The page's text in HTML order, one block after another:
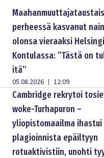
perheessä kasvanut
olonsa vieraaksi
Kontulassa: ”Tästä on
itä”
05.08.2026 | 12:09
Cambridge rekrytoi
woke-Turhapuron –
yliopistomaailma ihastui
plagioinnista epäiltyyn
rotuaktivistiin, unohti